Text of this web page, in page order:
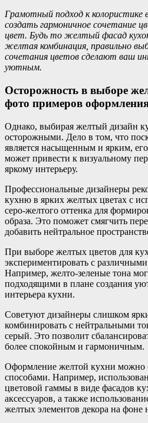
Грамотный подход к
создать гармоничное сочетание
цвет. Будь то желтый фасад
желтая комбинация, правильно
сочетания цветов сделают ваш
уютным.
Осторожность в выборе
фото примеров
Однако, выбирая желтый дизайн
осторожными. Дело в том, что
является насыщенным и ярким,
может привести к визуальному
яркому интерьеру.
Профессиональные дизайнеры
кухню в ярких желтых цветах с
серо-желтого оттенка для
образа. Это поможет смягчить
добавить нейтральное
При выборе желтых цветов для
экспериментировать с
Например, желто-зеленые тона
подходящими в плане создания
интерьера кухни.
Советуют дизайнеры слишком
комбинировать с нейтральными
серый. Это позволит
более спокойным и гармоничным.
Оформление желтой кухни можно
способами. Например,
цветовой гаммы в виде фасадов
аксессуаров, а также
желтых элементов декора на фоне